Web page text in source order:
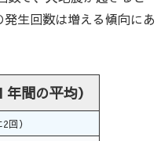
生回数は増える傾向にあ
間の平均）
回）